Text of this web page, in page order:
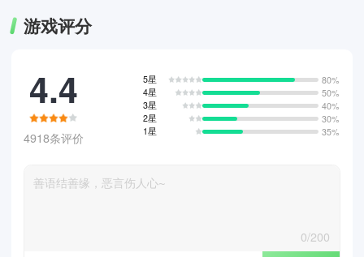
游戏评分
4.4
4918条评价
5星
80%
4星
50%
3星
40%
2星
30%
1星
35%
0/200